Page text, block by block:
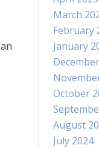
March
February
January
October
August
July 2024